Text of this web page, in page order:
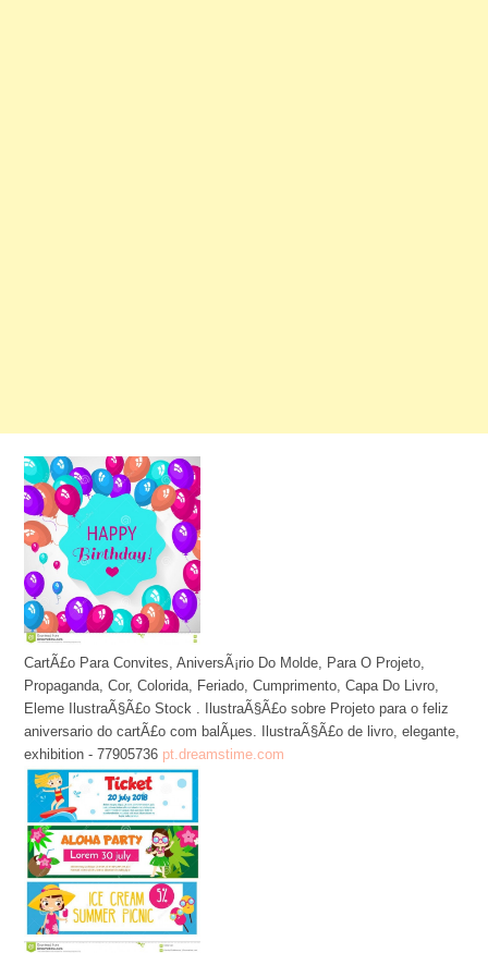
CartÃ£o Para Convites, AniversÃ¡rio Do Molde, Para O Projeto,
Propaganda, Cor, Colorida, Feriado, Cumprimento, Capa Do Livro,
Eleme IlustraÃ§Ã£o Stock . IlustraÃ§Ã£o sobre Projeto para o feliz
aniversario do cartÃ£o com balÃµes. IlustraÃ§Ã£o de livro, elegante,
exhibition - 77905736 pt.dreamstime.com